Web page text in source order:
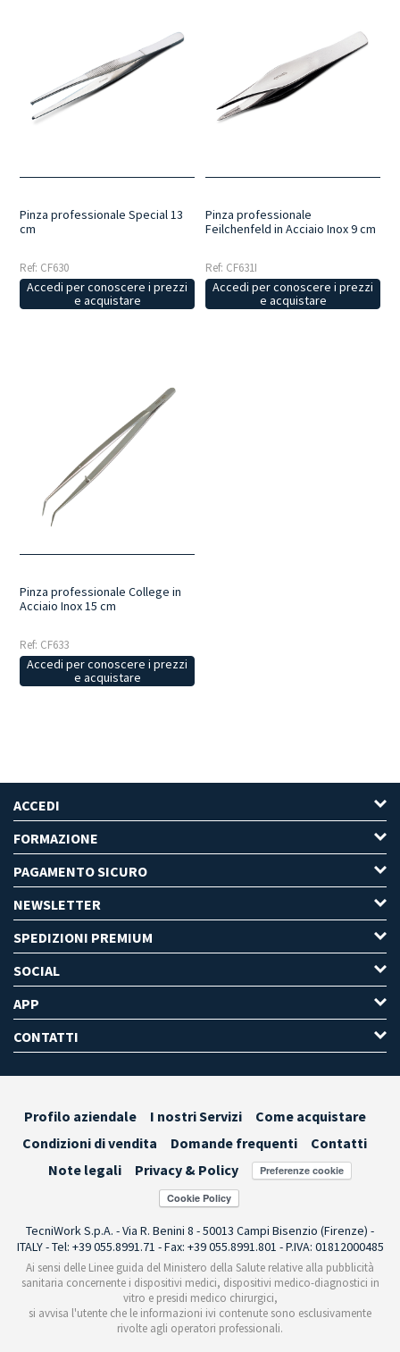
Pinza professionale Special 13
cm
Ref: CF630
Accedi per conoscere i prezzi
e acquistare
Pinza professionale
Feilchenfeld in Acciaio Inox 9 cm
Ref: CF631I
Accedi per conoscere i prezzi
e acquistare
Pinza professionale College in
Acciaio Inox 15 cm
Ref: CF633
Accedi per conoscere i prezzi
e acquistare
ACCEDI
FORMAZIONE
PAGAMENTO SICURO
NEWSLETTER
SPEDIZIONI PREMIUM
SOCIAL
APP
CONTATTI
Profilo aziendale I nostri Servizi
Come acquistare
Condizioni di vendita
Domande frequenti
Contatti
Note legali
Privacy & Policy Preferenze cookie
TecniWork S.p.A. - Via R. Benini 8 - 50013 Campi Bisenzio (Firenze) -
ITALY - Tel: +39 055.8991.71 - Fax: +39 055.8991.801 - P.IVA: 01812000485
Ai sensi delle Linee guida del Ministero della Salute relative alla pubblicità
sanitaria concernente i dispositivi medici, dispositivi medico-diagnostici in
vitro e presidi medico chirurgici,
si avvisa l'utente che le informazioni ivi contenute sono esclusivamente
rivolte agli operatori professionali.